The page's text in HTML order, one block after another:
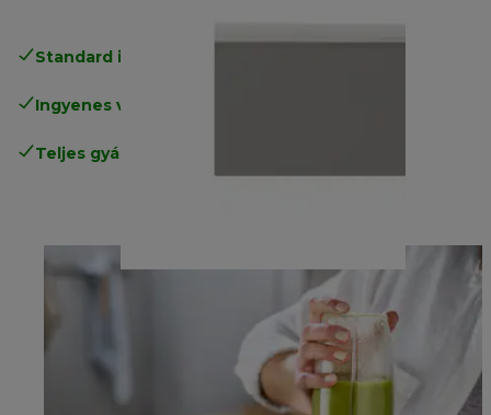
Standard ingyenes kiszállítás
Ingyenes visszaküldés
Teljes gyártói garancia